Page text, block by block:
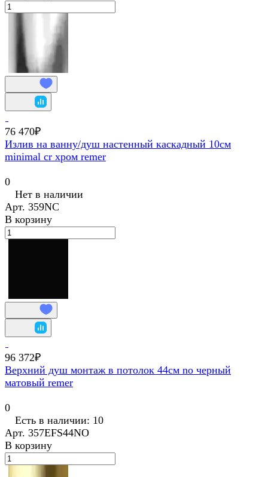
76 470₽
Излив на ванну/душ настенный каскадный 10см
minimal cr хром remer
0
Нет в наличии
Арт. 359NC
В корзину
96 372₽
Верхний душ монтаж в потолок 44см no черный
матовый remer
0
Есть в наличии: 10
Арт. 357EFS44NO
В корзину